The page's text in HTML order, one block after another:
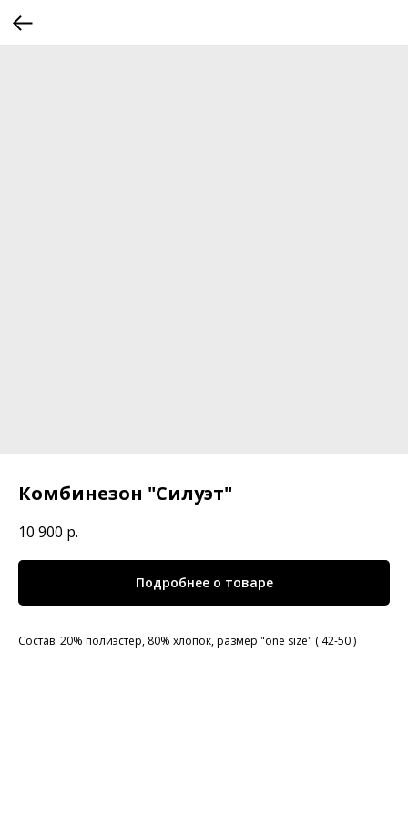
Комбинезон "Силуэт"
10 900 р.
Подробнее о товаре
Состав: 20% полиэстер, 80% хлопок, размер "one size" ( 42-50 )